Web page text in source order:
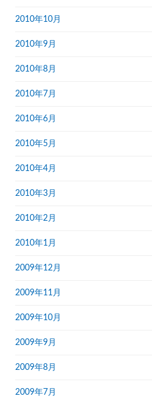
2010年10月
2010年9月
2010年8月
2010年7月
2010年6月
2010年5月
2010年4月
2010年3月
2010年2月
2010年1月
2009年12月
2009年11月
2009年10月
2009年9月
2009年8月
2009年7月